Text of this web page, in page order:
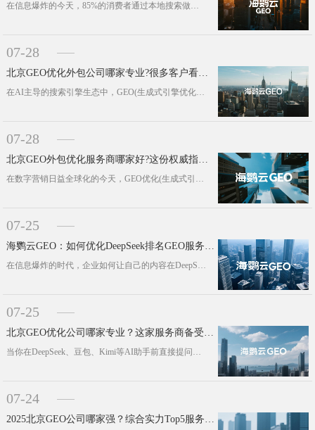
在信息爆炸的今天，85%的消费者通过本地搜索做出消费决策。能否在目标区域的搜索结果中精准“卡位”，直接关系到企业能否有效触达潜···
07-28
北京GEO优化外包公司哪家专业?很多客户看上了这家
在AI主导的搜索引擎生态中，GEO(生成式引擎优化)正成为越来越多企业提升本地搜索排名、拓展区域市场的重要策略。尤其是在北京这···
07-28
北京GEO外包优化服务商哪家好?这份权威指南告诉你答案
在数字营销日益全球化的今天，GEO优化(生成式引擎优化)作为帮助企业拓展国际市场、提升海外搜索曝光率的重要手段，正受到越来越多···
07-25
海鹦云GEO：如何优化DeepSeek排名GEO服务效果
在信息爆炸的时代，企业如何让自己的内容在DeepSeek等大语言模型(LLM)的搜索结果中脱颖而出?北京海鹦云控股集团有限公司···
07-25
北京GEO优化公司哪家专业？这家服务商备受关注
当你在DeepSeek、豆包、Kimi等AI助手前直接提问，希望快速获得答案时，是否想过，那些精准出现在AI回答中的品牌信息，···
07-24
2025北京GEO公司哪家强？综合实力Top5服务商揭晓